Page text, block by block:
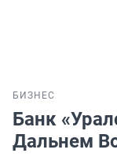
БИЗНЕС
Банк
Дальнем